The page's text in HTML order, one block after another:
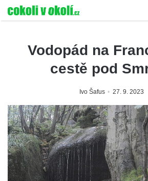
Vodopád na
cestě pod
Ivo Šafus 27. 9. 2023